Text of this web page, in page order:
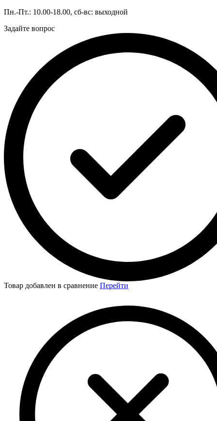
Пн.-Пт.: 10.00-18.00, сб-вс: выходной
Задайте вопрос
Товар добавлен в сравнение Перейти